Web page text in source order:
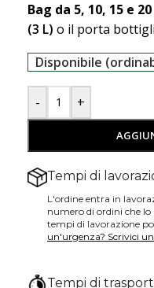
Bag da 5, 10, 15 e
(3 L) o il porta
Disponibile
- +
Tempi di
L'ordine entra in
numero di ordini che lo
tempi di lavorazione
un'urgenza? Scrivici
Tempi di